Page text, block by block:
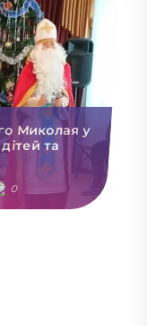
Миколая у
та
0